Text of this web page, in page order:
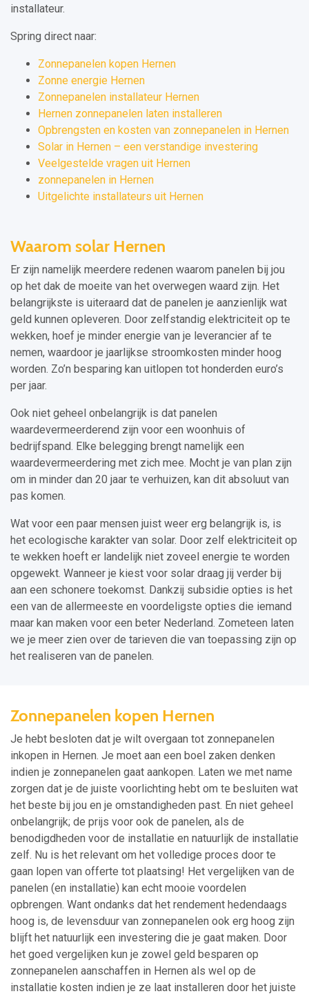
installateur.
Spring direct naar:
Zonnepanelen kopen Hernen
Zonne energie Hernen
Zonnepanelen installateur Hernen
Hernen zonnepanelen laten installeren
Opbrengsten en kosten van zonnepanelen in Hernen
Solar in Hernen – een verstandige investering
Veelgestelde vragen uit Hernen
zonnepanelen in Hernen
Uitgelichte installateurs uit Hernen
Waarom solar Hernen
Er zijn namelijk meerdere redenen waarom panelen bij jou
op het dak de moeite van het overwegen waard zijn. Het
belangrijkste is uiteraard dat de panelen je aanzienlijk wat
geld kunnen opleveren. Door zelfstandig elektriciteit op te
wekken, hoef je minder energie van je leverancier af te
nemen, waardoor je jaarlijkse stroomkosten minder hoog
worden. Zo’n besparing kan uitlopen tot honderden euro’s
per jaar.
Ook niet geheel onbelangrijk is dat panelen
waardevermeerderend zijn voor een woonhuis of
bedrijfspand. Elke belegging brengt namelijk een
waardevermeerdering met zich mee. Mocht je van plan zijn
om in minder dan 20 jaar te verhuizen, kan dit absoluut van
pas komen.
Wat voor een paar mensen juist weer erg belangrijk is, is
het ecologische karakter van solar. Door zelf elektriciteit op
te wekken hoeft er landelijk niet zoveel energie te worden
opgewekt. Wanneer je kiest voor solar draag jij verder bij
aan een schonere toekomst. Dankzij subsidie opties is het
een van de allermeeste en voordeligste opties die iemand
maar kan maken voor een beter Nederland. Zometeen laten
we je meer zien over de tarieven die van toepassing zijn op
het realiseren van de panelen.
Zonnepanelen kopen Hernen
Je hebt besloten dat je wilt overgaan tot zonnepanelen
inkopen in Hernen. Je moet aan een boel zaken denken
indien je zonnepanelen gaat aankopen. Laten we met name
zorgen dat je de juiste voorlichting hebt om te besluiten wat
het beste bij jou en je omstandigheden past. En niet geheel
onbelangrijk; de prijs voor ook de panelen, als de
benodigdheden voor de installatie en natuurlijk de installatie
zelf. Nu is het relevant om het volledige proces door te
gaan lopen van offerte tot plaatsing! Het vergelijken van de
panelen (en installatie) kan echt mooie voordelen
opbrengen. Want ondanks dat het rendement hedendaags
hoog is, de levensduur van zonnepanelen ook erg hoog zijn
blijft het natuurlijk een investering die je gaat maken. Door
het goed vergelijken kun je zowel geld besparen op
zonnepanelen aanschaffen in Hernen als wel op de
installatie kosten indien je ze laat installeren door het juiste